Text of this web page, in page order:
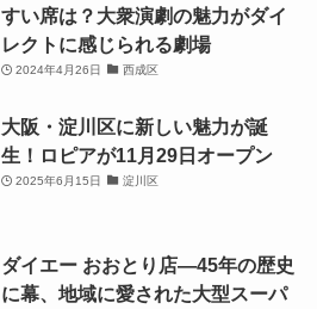
すい席は？大衆演劇の魅力がダイ
レクトに感じられる劇場
2024年4月26日 西成区
大阪・淀川区に新しい魅力が誕
生！ロピアが11月29日オープン
2025年6月15日 淀川区
ダイエー おおとり店—45年の歴史
に幕、地域に愛された大型スーパ